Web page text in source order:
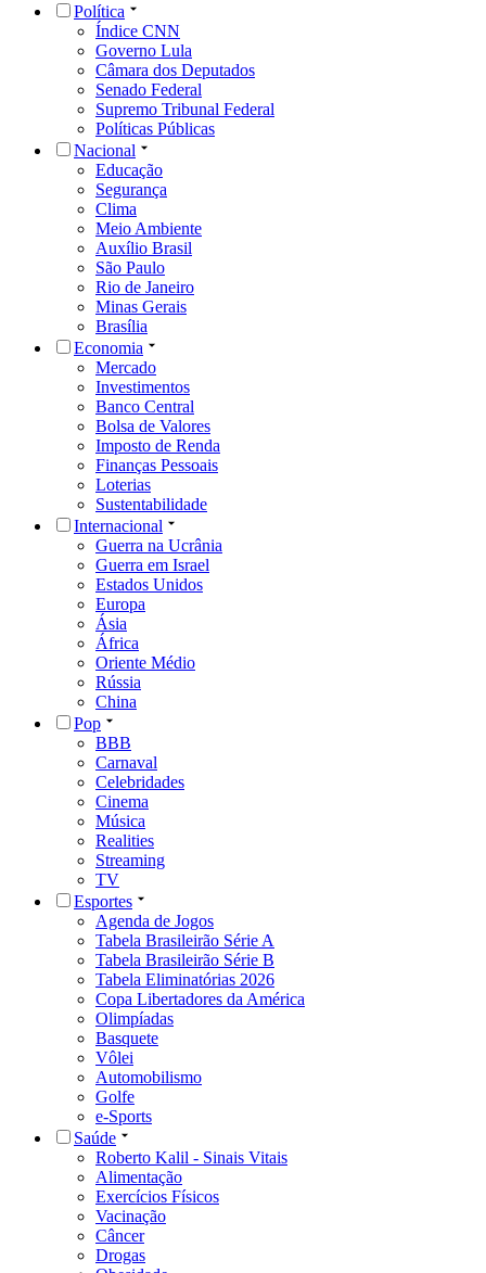
Política
Índice CNN
Governo Lula
Câmara dos Deputados
Senado Federal
Supremo Tribunal Federal
Políticas Públicas
Nacional
Educação
Segurança
Clima
Meio Ambiente
Auxílio Brasil
São Paulo
Rio de Janeiro
Minas Gerais
Brasília
Economia
Mercado
Investimentos
Banco Central
Bolsa de Valores
Imposto de Renda
Finanças Pessoais
Loterias
Sustentabilidade
Internacional
Guerra na Ucrânia
Guerra em Israel
Estados Unidos
Europa
Ásia
África
Oriente Médio
Rússia
China
Pop
BBB
Carnaval
Celebridades
Cinema
Música
Realities
Streaming
TV
Esportes
Agenda de Jogos
Tabela Brasileirão Série A
Tabela Brasileirão Série B
Tabela Eliminatórias 2026
Copa Libertadores da América
Olimpíadas
Basquete
Vôlei
Automobilismo
Golfe
e-Sports
Saúde
Roberto Kalil - Sinais Vitais
Alimentação
Exercícios Físicos
Vacinação
Câncer
Drogas